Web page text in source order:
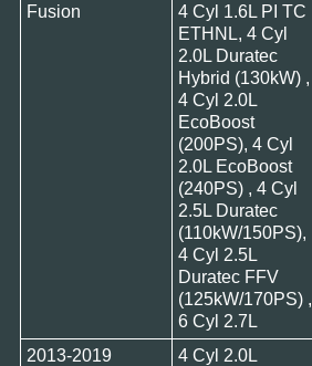
Fusion
4 Cyl 1.6L PI TC
ETHNL, 4 Cyl
2.0L Duratec
Hybrid (130kW) ,
4 Cyl 2.0L
EcoBoost
(200PS), 4 Cyl
2.0L EcoBoost
(240PS) , 4 Cyl
2.5L Duratec
(110kW/150PS),
4 Cyl 2.5L
Duratec FFV
(125kW/170PS) ,
6 Cyl 2.7L
2013-2019
4 Cyl 2.0L